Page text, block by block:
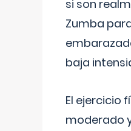
si son
Zumba
baja
El ejercicio
moderado